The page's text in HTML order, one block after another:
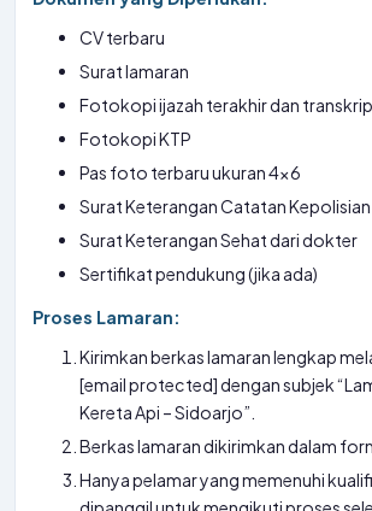
CV terbaru
Surat lamaran
Fotokopi ijazah terakhir dan
Fotokopi KTP
Pas foto terbaru ukuran 4×6
Surat Keterangan Catatan Kepolisian
Surat Keterangan Sehat dari dokter
Sertifikat pendukung (jika ada)
Proses Lamaran:
Kirimkan berkas lamaran lengkap
[email protected] dengan subjek
Kereta Api – Sidoarjo”.
Berkas lamaran dikirimkan dalam
Hanya pelamar yang memenuhi